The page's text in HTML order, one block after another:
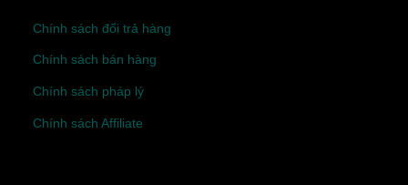
Chính sách đổi trả hàng
Chính sách bán hàng
Chính sách pháp lý
Chính sách Affiliate